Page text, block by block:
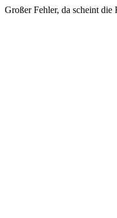
Großer Fehler, da scheint